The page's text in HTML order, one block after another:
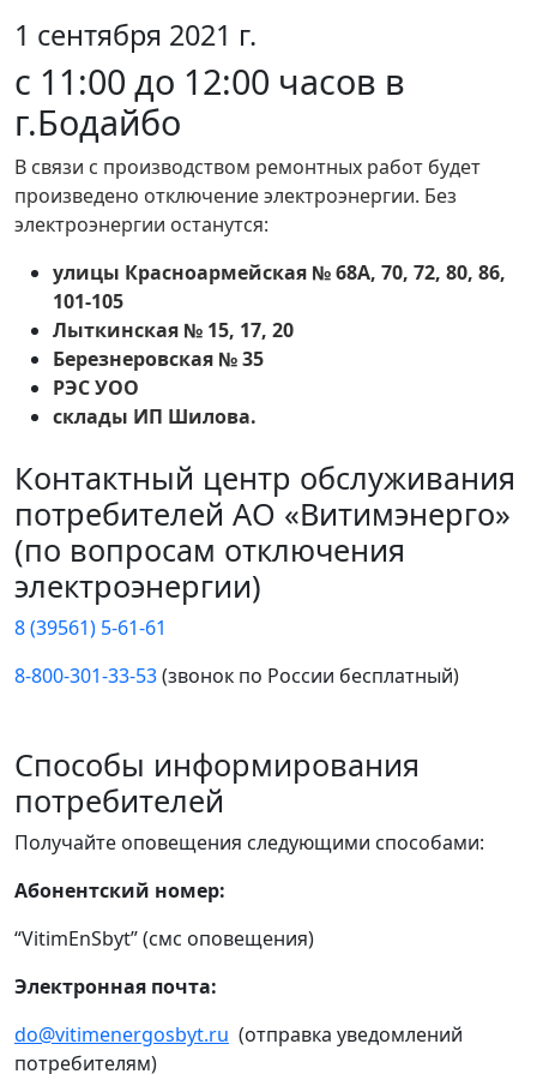
1 сентября 2021 г.
с 11:00 до 12:00 часов в
г.Бодайбо
В связи с производством ремонтных работ будет
произведено отключение электроэнергии. Без
электроэнергии останутся:
улицы Красноармейская № 68А, 70, 72, 80, 86,
101-105
Лыткинская № 15, 17, 20
Березнеровская № 35
РЭС УОО
склады ИП Шилова.
Контактный центр обслуживания
потребителей АО «Витимэнерго»
(по вопросам отключения
электроэнергии)
8 (39561) 5-61-61
8-800-301-33-53(звонок по России бесплатный)
Способы информирования
потребителей
Получайте оповещения следующими способами:
Абонентский номер:
“VitimEnSbyt” (смс оповещения)
Электронная почта:
do@vitimenergosbyt.ru (отправка уведомлений
потребителям)